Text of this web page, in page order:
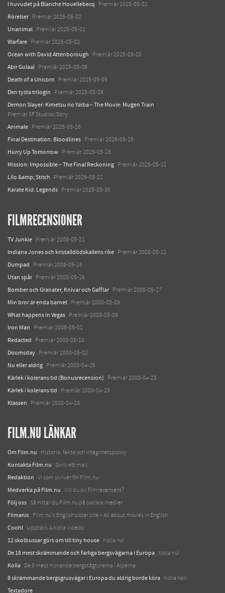
I huvudet på Blanche Houellebecq Premiär 2025-05-02
Rörelser Premiär 2025-05-02
Unanimal Premiär 2025-05-02
Warfare Premiär 2025-05-02
Ocean with David Attenborough Premiär 2025-05-08
Abir Gulaal Premiär 2025-05-09
Death of a Unicorn Premiär 2025-05-09
Den tysta trilogin Premiär 2025-05-09
Demon Slayer: Kimetsu no Yaiba – The Movie: Mugen Train
Premiär SF Studios/Sony
Animale Premiär 2025-05-16
Final Destination: Bloodlines Premiär 2025-05-16
Hurry Up Tomorrow Premiär 2025-05-16
Mission: Impossible – The Final Reckoning Premiär 2025-05-21
Lilo &amp; Stitch Premiär 2025-05-21
Karate Kid: Legends Premiär 2025-05-30
FILMRECENSIONER
TV Junkie Premiär 2008-05-21
Indiana Jones och kristalldödskallens rike Premiär 2008-05-22
Dumpad Premiär 2008-05-16
Utan spår Premiär 2008-05-16
Bomber och Granater, Knivar och Gafflar Premiär 2008-05-17
Min bror är enda barnet Premiär 2008-05-09
What happens in Vegas Premiär 2008-05-09
Iron Man Premiär 2008-05-01
Redacted Premiär 2008-05-10
Doomsday Premiär 2008-05-02
Nu eller aldrig Premiär 2008-04-25
Kärlek i kolerans tid (Bonusrecension) Premiär 2008-04-25
Kärlek i kolerans tid Premiär 2008-04-25
Klassen Premiär 2008-04-18
FILM.NU LÄNKAR
Om Film.nu Historia, fakta och integritetspolicy
Kontakta Film.nu Skriv ett mail
Redaktion Vi som skriver för Film.nu
Medverka på Film.nu Vill du bli filmrecensent?
Följ oss Så hittar du Film.nu på sociala medier
Filmanic Film.nu's English sister site – All about movies in English
Coohl Upptäck & kolla videos!
12 skolbussar görs om till tiny house Kolla nu!
De 18 mest skrämmande och farliga bergsvägarna i Europa Kolla nu!
Kolla De 8 mest hisnande bergstågturerna i Alperna
8 skrämmande bergsgrusvägar i Europa du aldrig borde köra Kolla här!
Textadore